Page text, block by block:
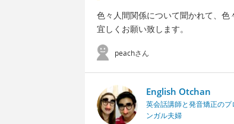
色々人間関係について聞かれて、色
宜しくお願い致します。
peachさん
English Otchan
英会話講師と発音矯正の
ンガル夫婦